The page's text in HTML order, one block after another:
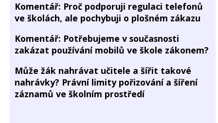
Komentář: Proč podporuji regulaci telefonů
ve školách, ale pochybuji o plošném zákazu
Komentář: Potřebujeme v současnosti
zakázat používání mobilů ve škole zákonem?
Může žák nahrávat učitele a šířit takové
nahrávky? Právní limity pořizování a šíření
záznamů ve školním prostředí